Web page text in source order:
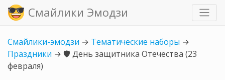
Смайлики Эмодзи
Смайлики-эмодзи → Тематические наборы →
Праздники → 🛡️ День защитника Отечества (23
февраля)